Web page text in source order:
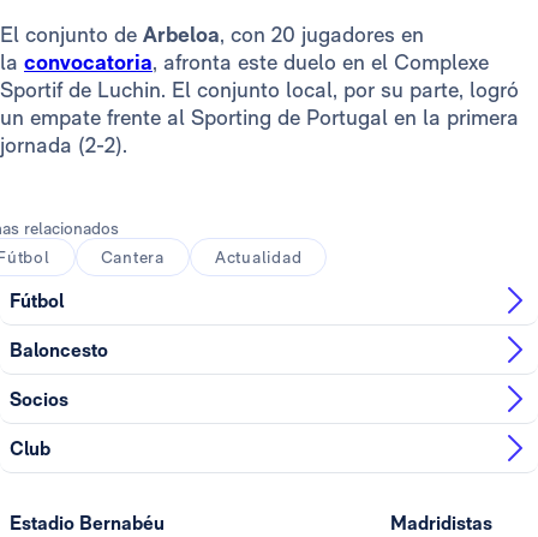
El conjunto de Arbeloa, con 20 jugadores en
la convocatoria, afronta este duelo en el Complexe
Sportif de Luchin. El conjunto local, por su parte, logró
un empate frente al Sporting de Portugal en la primera
jornada (2-2).
relacionados
Cantera Actualidad
Fútbol
Baloncesto
Socios
Club
Estadio Bernabéu Madridistas